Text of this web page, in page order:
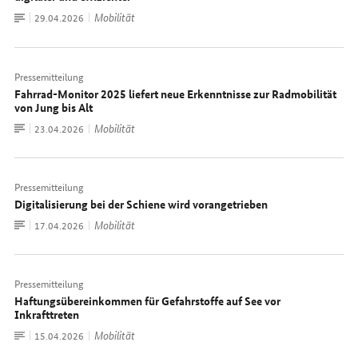
Zum
Dokument
Datum:
29.04.2026 Mobilität
Pressemitteilung
Fahrrad-Monitor 2025 liefert neue Erkenntnisse zur Radmobilität
von Jung bis Alt
Zum
Dokument
Datum:
23.04.2026 Mobilität
Pressemitteilung
Digitalisierung bei der Schiene wird vorangetrieben
Zum
Dokument
Datum:
17.04.2026 Mobilität
Pressemitteilung
Haftungsübereinkommen für Gefahrstoffe auf See vor
Inkrafttreten
Zum
Dokument
Datum:
15.04.2026 Mobilität